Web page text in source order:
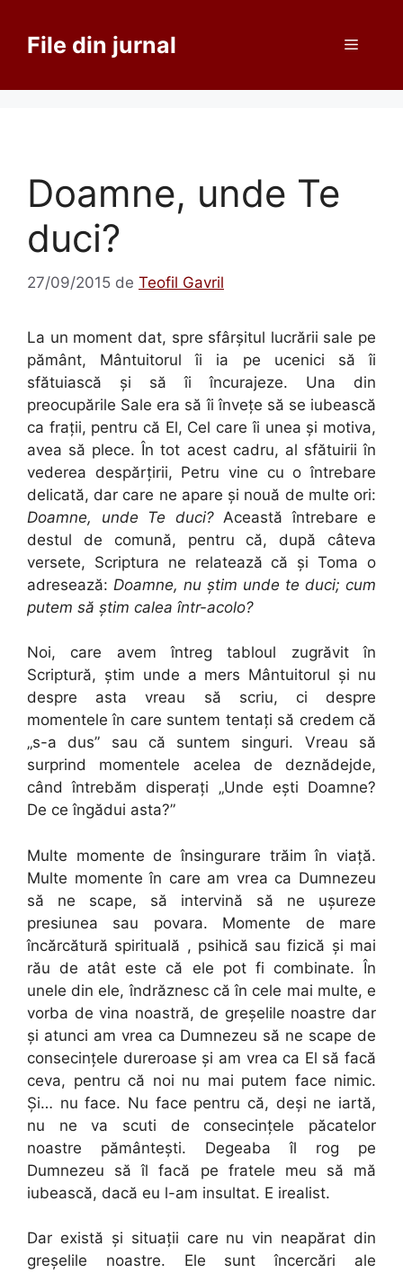
conținutFile din jurnal Meniu
Doamne, unde Te
duci?
27/09/2015 de Teofil Gavril
La un moment dat, spre sfârșitul lucrării sale pe
pământ, Mântuitorul îi ia pe ucenici să îi
sfătuiască și să îi încurajeze. Una din
preocupările Sale era să îi învețe să se iubească
ca frații, pentru că El, Cel care îi unea și motiva,
avea să plece. În tot acest cadru, al sfătuirii în
vederea despărțirii, Petru vine cu o întrebare
delicată, dar care ne apare și nouă de multe ori:
Doamne, unde Te duci?Această întrebare e
destul de comună, pentru că, după câteva
versete, Scriptura ne relatează că și Toma o
adresează: Doamne, nu știm unde te duci; cum
putem să știm calea într-acolo?
Noi, care avem întreg tabloul zugrăvit în
Scriptură, știm unde a mers Mântuitorul și nu
despre asta vreau să scriu, ci despre
momentele în care suntem tentați să credem că
„s-a dus” sau că suntem singuri. Vreau să
surprind momentele acelea de deznădejde,
când întrebăm disperați „Unde ești Doamne?
De ce îngădui asta?”
Multe momente de însingurare trăim în viață.
Multe momente în care am vrea ca Dumnezeu
să ne scape, să intervină să ne ușureze
presiunea sau povara. Momente de mare
încărcătură spirituală , psihică sau fizică și mai
rău de atât este că ele pot fi combinate. În
unele din ele, îndrăznesc că în cele mai multe, e
vorba de vina noastră, de greșelile noastre dar
și atunci am vrea ca Dumnezeu să ne scape de
consecințele dureroase și am vrea ca El să facă
ceva, pentru că noi nu mai putem face nimic.
Și… nu face. Nu face pentru că, deși ne iartă,
nu ne va scuti de consecințele păcatelor
noastre pământești. Degeaba îl rog pe
Dumnezeu să îl facă pe fratele meu să mă
iubească, dacă eu l-am insultat. E irealist.
Dar există și situații care nu vin neapărat din
greșelile noastre. Ele sunt încercări ale